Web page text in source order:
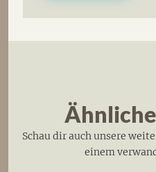
Schau dir auch unsere
einem